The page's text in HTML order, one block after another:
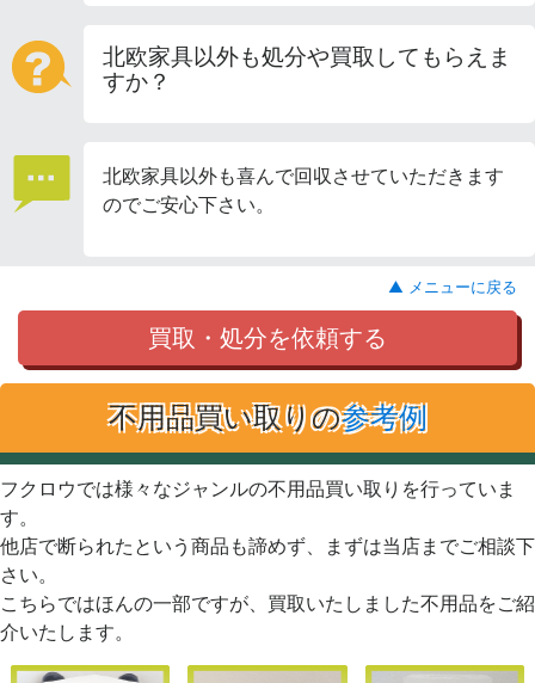
北欧家具以外も処分や買取してもらえま
すか？
北欧家具以外も喜んで回収させていただきます
のでご安心下さい。
▲ メニューに戻る
買取・処分を依頼する
不用品買い取りの参考例
フクロウでは様々なジャンルの不用品買い取りを行っていま
す。
他店で断られたという商品も諦めず、まずは当店までご相談下
さい。
こちらではほんの一部ですが、買取いたしました不用品をご紹
介いたします。